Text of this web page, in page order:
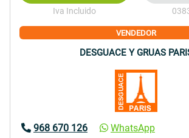
Iva Incluido
VENDEDOR
DESGUACE Y GRUAS
968 670 126
WhatsApp